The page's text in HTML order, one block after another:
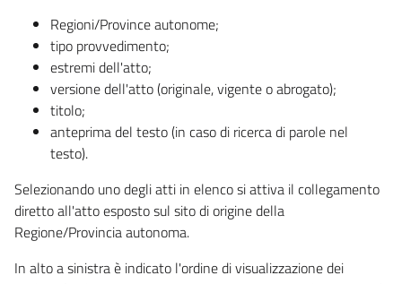
Regioni/Province autonome;
tipo provvedimento;
estremi dell'atto;
versione dell'atto (originale, vigente o abrogato);
titolo;
anteprima del testo (in caso di ricerca di parole nel
testo).
Selezionando uno degli atti in elenco si attiva il collegamento
diretto all'atto esposto sul sito di origine della
Regione/Provincia autonoma.
In alto a sinistra è indicato l'ordine di visualizzazione dei